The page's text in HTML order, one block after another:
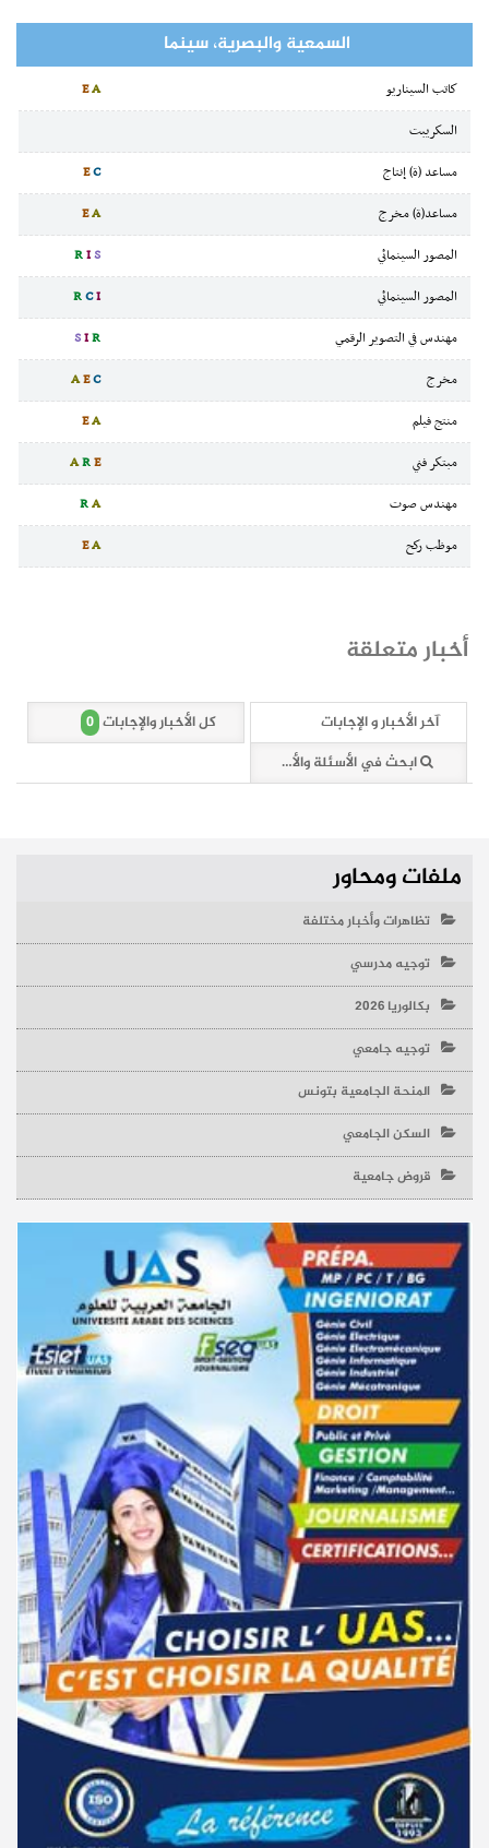
السمعية والبصرية، سينما
كاتب السيناريو EA
السكريبت
مساعد (ة) إنتاج
EC
مساعد(ة) مخرج
EA
المصور السينمائي
RIS
المصور السينمائي
RCI
مهندس في التصوير الرقمي
SIR
مخرج
AEC
منتج فيلم
EA
مبتكر فني
ARE
مهندس صوت
RA
موظب ركح
EA
أخبار متعلقة
آخر الأخبار و الإجابات كل الأخبار والإجابات 0
ابحث في الأسئلة والأخبار (0 وثائق)
ملفات ومحاور
تظاهرات وأخبار مختلفة
توجيه مدرسي
بكالوريا 2026
توجيه جامعي
المنحة الجامعية بتونس
السكن الجامعي
قروض جامعية